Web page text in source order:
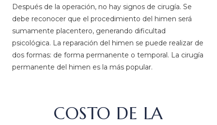
Después de la operación, no hay signos de cirugía. Se
debe reconocer que el procedimiento del himen será
sumamente placentero, generando dificultad
psicológica. La reparación del himen se puede realizar de
dos formas: de forma permanente o temporal. La cirugía
permanente del himen es la más popular.
COSTO DE LA